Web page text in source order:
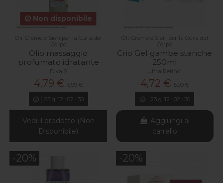
Non disponibile
Oli, Creme e Sieri per la Cura del
Corpo
Olio massaggio
profumato idratante
DivaiS
4,79 € 5,99 €
23g. 12 02 29
Vedi il prodotto (Non
Disponibile)
Oli, Creme e Sieri per la Cura del
Corpo
Crio Gel gambe stanche
250ml
Ultra Retinol
4,72 € 5,90 €
23g. 12 02 29
Aggiungi al
carrello
-20% -20%